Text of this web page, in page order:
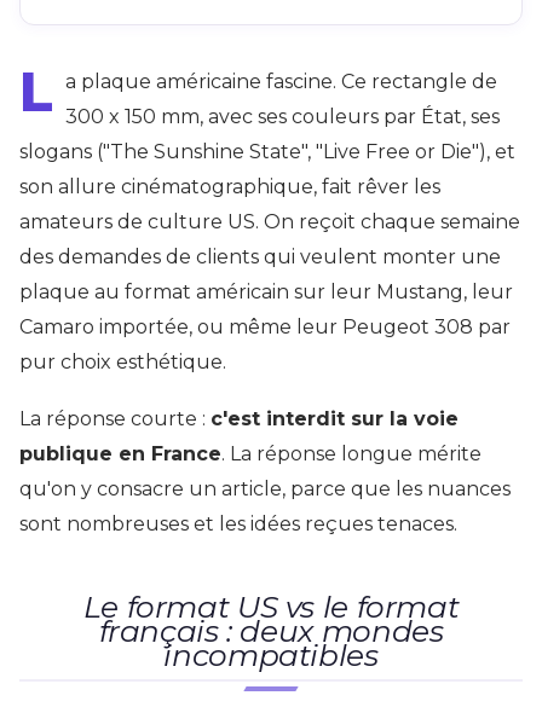
L a plaque américaine fascine. Ce rectangle de
300 x 150 mm, avec ses couleurs par État, ses
slogans ("The Sunshine State", "Live Free or Die"), et
son allure cinématographique, fait rêver les
amateurs de culture US. On reçoit chaque semaine
des demandes de clients qui veulent monter une
plaque au format américain sur leur Mustang, leur
Camaro importée, ou même leur Peugeot 308 par
pur choix esthétique.
La réponse courte : c'est interdit sur la voie
publique en France. La réponse longue mérite
qu'on y consacre un article, parce que les nuances
sont nombreuses et les idées reçues tenaces.
Le format US vs le format
français : deux mondes
incompatibles